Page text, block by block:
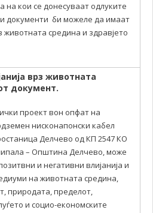
на кои се донесуваат одлуките
документи би можеле да имаат
животната средина и здравјето
врз животната
документ.
проект вон опфат на
нисконапонски кабел
Делчево од КП 2547 КО
– Општина Делчево, може
и негативни влијанија и
на животната средина,
природата, пределот,
и социо-економските